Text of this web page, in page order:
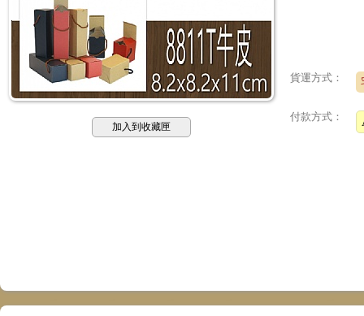
加入到收藏匣
貨運方式：
付款方式：